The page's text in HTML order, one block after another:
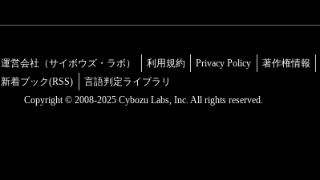
運営会社（サイボウズ・ラボ） 利用規約 Privacy Policy 著作権情報
新着ブック(RSS)
言語判定ライブラリ
Copyright © 2008-2025 Cybozu Labs, Inc. All rights reserved.